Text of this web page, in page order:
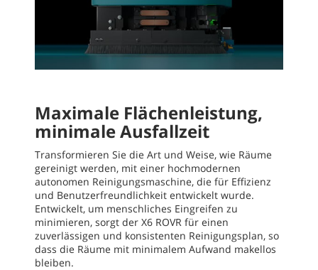
Maximale Flächenleistung,
minimale Ausfallzeit
Transformieren Sie die Art und Weise, wie Räume
gereinigt werden, mit einer hochmodernen
autonomen Reinigungsmaschine, die für Effizienz
und Benutzerfreundlichkeit entwickelt wurde.
Entwickelt, um menschliches Eingreifen zu
minimieren, sorgt der X6 ROVR für einen
zuverlässigen und konsistenten Reinigungsplan, so
dass die Räume mit minimalem Aufwand makellos
bleiben.